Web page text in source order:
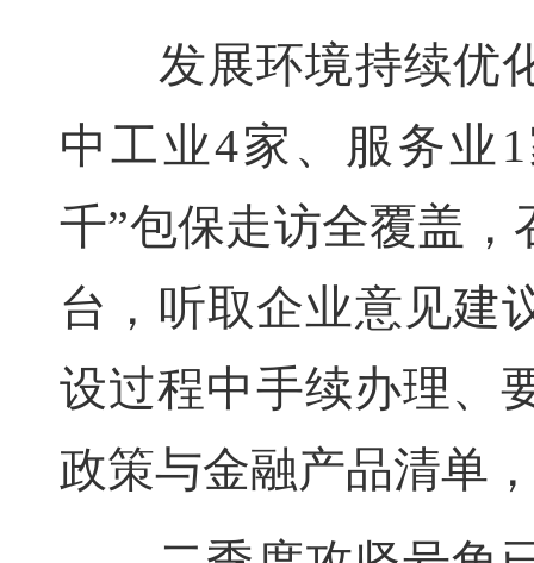
发展环境持续优化
中工业4家、服务业
千”包保走访全覆盖，
台，听取企业意见建
设过程中手续办理、
政策与金融产品清单